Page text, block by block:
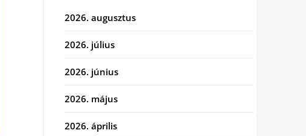
2026. augusztus
2026. július
2026. június
2026. május
2026. április